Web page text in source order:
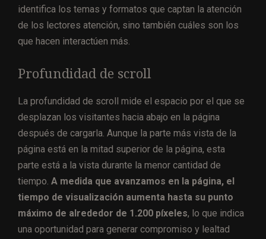
identifica los temas y formatos que captan la atención
de los lectores atención, sino también cuáles son los
que hacen interactúen más.
Profundidad de scroll
La profundidad de scroll mide el espacio por el que se
desplazan los visitantes hacia abajo en la página
después de cargarla. Aunque la parte más vista de la
página está en la mitad superior de la página, esta
parte está a la vista durante la menor cantidad de
tiempo. A medida que avanzamos en la página, el
tiempo de visualización aumenta hasta su punto
máximo de alrededor de 1.200 píxeles, lo que indica
una oportunidad para generar compromiso y lealtad